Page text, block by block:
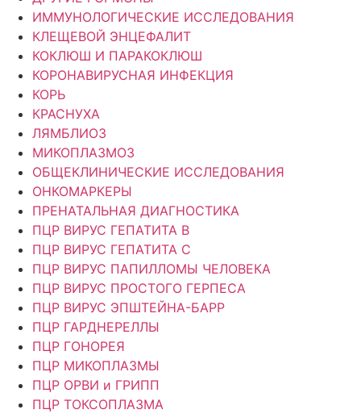
ИММУНОЛОГИЧЕСКИЕ ИССЛЕДОВАНИЯ
КЛЕЩЕВОЙ ЭНЦЕФАЛИТ
КОКЛЮШ И ПАРАКОКЛЮШ
КОРОНАВИРУСНАЯ ИНФЕКЦИЯ
КОРЬ
КРАСНУХА
ЛЯМБЛИОЗ
МИКОПЛАЗМОЗ
ОБЩЕКЛИНИЧЕСКИЕ ИССЛЕДОВАНИЯ
ОНКОМАРКЕРЫ
ПРЕНАТАЛЬНАЯ ДИАГНОСТИКА
ПЦР ВИРУС ГЕПАТИТА B
ПЦР ВИРУС ГЕПАТИТА C
ПЦР ВИРУС ПАПИЛЛОМЫ ЧЕЛОВЕКА
ПЦР ВИРУС ПРОСТОГО ГЕРПЕСА
ПЦР ВИРУС ЭПШТЕЙНА-БАРР
ПЦР ГАРДНЕРЕЛЛЫ
ПЦР ГОНОРЕЯ
ПЦР МИКОПЛАЗМЫ
ПЦР ОРВИ и ГРИПП
ПЦР ТОКСОПЛАЗМА